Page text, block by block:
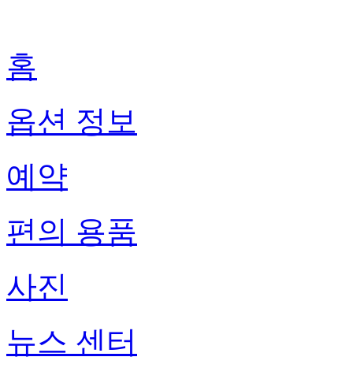
홈
옵션 정보
예약
편의 용품
사진
뉴스 센터